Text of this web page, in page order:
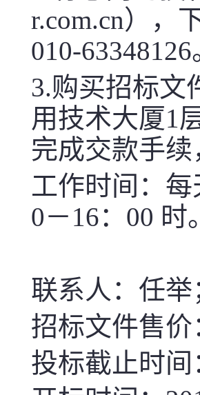
r.com.cn），
010-63348126
3.购买招标文
用技术大厦1
完成交款手
工作时间：
0－16： 00 时。
联系人：任举
招标文件售价
投标截止时间